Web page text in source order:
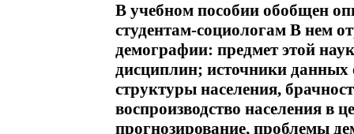
В учебном пособии обобщен
студентам-социологам В нем
демографии: предмет этой
дисциплин; источники данных
структуры населения,
воспроизводство населения в
прогнозирование, проблемы